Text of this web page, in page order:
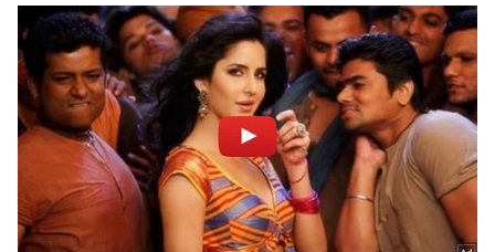
ರಾಷ್ಟ್ರೀಯ, ಅಂತಾರಾಷ್ಟ್ರೀಯ, ಜಿಯೋ ಪಾಲಿಟಿಕ್ಸ್, ಆಟೋ, ಟೆಕ್,
ಸ್ಪೋರ್ಟ್ಸ್..ಏನೇ ಕೊಟ್ಟರೂ ಬರೆಯೋದು ನನ್ನ ಶಕ್ತಿ.
ಆರ್‌ಸಿಬಿ ಬೆಂಗಳೂರು ಪಂಜಾಬ್ ಕಿಂಗ್ಸ್ ಕ್ರಿಕೆಟ್
Published :May 17 2026, 03:14 PM IST